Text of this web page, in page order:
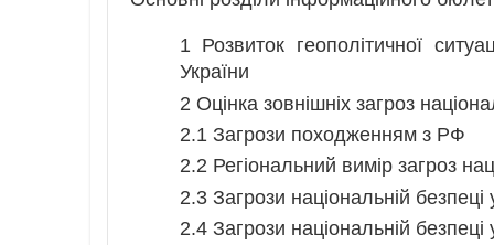
1 Розвиток геополітичної
України
2 Оцінка зовнішніх загроз
2.1 Загрози походженням з РФ
2.2 Регіональний вимір загроз
2.3 Загрози національній безпеці
2.4 Загрози національній безпеці